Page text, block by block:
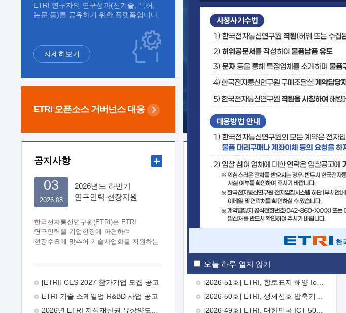
오늘 하루 열지 않기
감사결과공개
ETRI 연구자의 연구성과(신기술, 특허,
논문 등)를 공유하기 위한 플랫폼입니다.
자세히보기
ETRI 오픈소스 거버넌스 대응
공지사항
2026년도 하반기
연구인력 현장지원
한국전자통신연구원(ETRI)은 ETRI
연구인력을 기업현장에 파견하여
현장수요에 맞추어 기술사업화를 지원하는
주시기 바랍니다. 2026년 8월
추진목적: ETRI 인력을 기업현장에 파견.
기술지원을 실시함으로써 ETRI 개발기술의
2026.08
03
[ETRI] CES 2027 참가기업 모집 공고
ETRI 기술 스케일업 R&BD 사업 공고
보도자료
[2026-52호] ETRI, ITU-T 자율주행차 국제표준화 주도한다